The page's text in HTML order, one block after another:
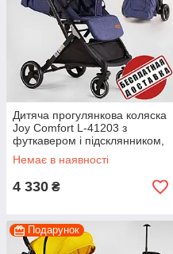
Дитяча прогулянкова коляска
Joy Comfort L-41203 з
футкавером і підсклянником,
колір синій космос
Немає в наявності
4 330 ₴
Подарунок